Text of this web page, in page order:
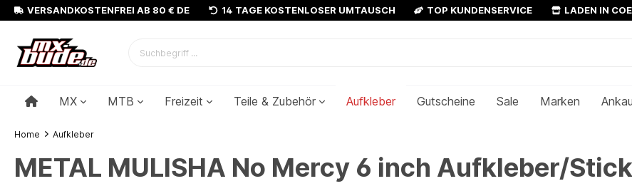
VERSANDKOSTENFREI AB 80 € DE 14 TAGE KOSTENLOSER UMTAUSCH TOP KUNDENSERVICE LADEN IN
MX MTB Freizeit Teile & Zubehör Aufkleber Gutscheine Sale Marken
Home Aufkleber
METAL MULISHA No Mercy 6 inch Aufkleber/